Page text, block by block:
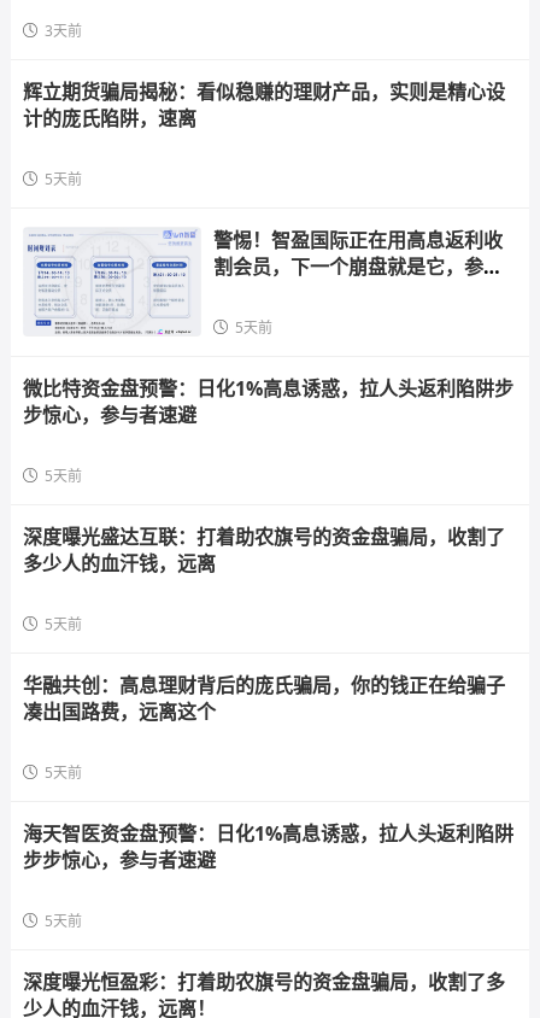
3天前
辉立期货骗局揭秘：看似稳赚的理财产品，实则是精心设
计的庞氏陷阱，速离
5天前
警惕！智盈国际正在用高息返利收
割会员，下一个崩盘就是它，参与
5天前
微比特资金盘预警：日化1%高息诱惑，拉人头返利陷阱步
步惊心，参与者速避
5天前
深度曝光盛达互联：打着助农旗号的资金盘骗局，收割了
多少人的血汗钱，远离
5天前
华融共创：高息理财背后的庞氏骗局，你的钱正在给骗子
凑出国路费，远离这个
5天前
海天智医资金盘预警：日化1%高息诱惑，拉人头返利陷阱
步步惊心，参与者速避
5天前
深度曝光恒盈彩：打着助农旗号的资金盘骗局，收割了多
少人的血汗钱，远离！